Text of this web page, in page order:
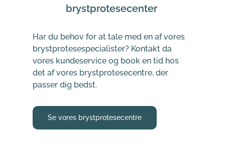
brystprotesecenter
Har du behov for at tale med en af vores
brystprotesespecialister? Kontakt da
vores kundeservice og book en tid hos
det af vores brystprotesecentre, der
passer dig bedst.
Se vores brystprotesecentre